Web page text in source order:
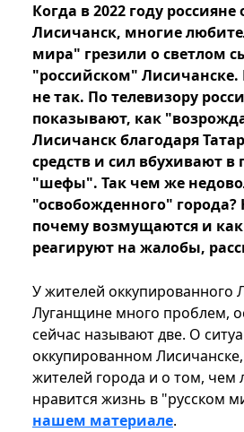
Когда в 2022 году
Лисичанск, многие
мира" грезили о светлом
"российском"
не так. По телевизору
показывают, как
Лисичанск благодаря
средств и сил вбухивают в
"шефы". Так чем же
"освобожденного"
почему возмущаются и как
реагируют на жалобы,
У жителей оккупированного
Луганщине много проблем,
сейчас называют две. О
оккупированном
жителей города и о том, чем
нравится жизнь в "русском
нашем материале.